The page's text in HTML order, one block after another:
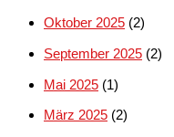
Oktober 2025 (2)
September 2025 (2)
Mai 2025 (1)
März 2025 (2)